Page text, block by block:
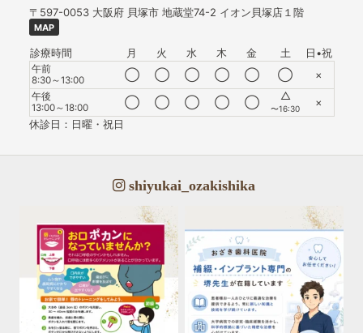
〒597-0053 大阪府 貝塚市 地蔵堂74-2 イオン貝塚店１階
MAP
診療時間 月 火 水 木 金 土 日•祝
午前
8:30～13:00
◯ ◯ ◯ ◯ ◯ ◯ ×
午後
13:00～18:00
◯ ◯ ◯ ◯ ◯ △
〜16:30
×
休診日：日曜・祝日
shiyukai_ozakishika